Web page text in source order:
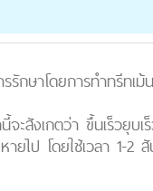
กษาโดยการทำทรีทเ
ะสังเกตว่า ขึ้นเร็วยุบ
ยไป โดยใช้เวลา 1-2